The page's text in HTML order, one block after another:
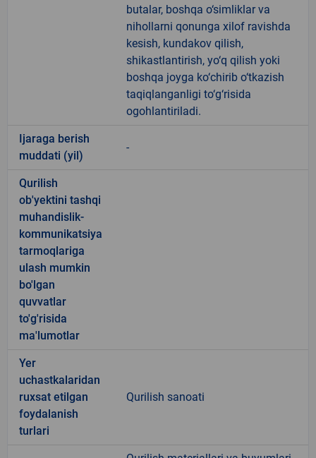
butalar, boshqa o‘simliklar va
nihollarni qonunga xilof ravishda
kesish, kundakov qilish,
shikastlantirish, yo‘q qilish yoki
boshqa joyga ko‘chirib o‘tkazish
taqiqlanganligi to‘g‘risida
ogohlantiriladi.
Ijaraga berish
muddati (yil)
-
Qurilish
ob'yektini tashqi
muhandislik-
kommunikatsiya
tarmoqlariga
ulash mumkin
bo'lgan
quvvatlar
to'g'risida
ma'lumotlar
Yer
uchastkalaridan
ruxsat etilgan
foydalanish
turlari
Qurilish sanoati